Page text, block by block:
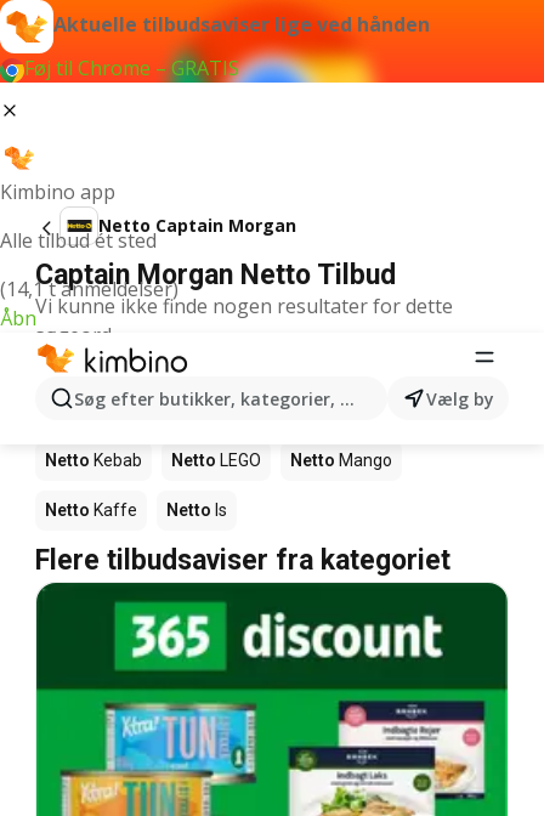
Aktuelle tilbudsaviser lige ved hånden
Føj til Chrome – GRATIS
Kimbino app
Alle tilbud ét sted
(14,1 t anmeldelser)
Åbn
Søg efter butikker, kategorier, produkter...Vælg by
Netto Captain Morgan
Captain Morgan Netto Tilbud
Vi kunne ikke finde nogen resultater for dette
søgeord.
Andre produkter i butikker Netto
NettoPizza NettoMagasin Netto
Netto Kebab Netto LEGO Netto Mango
Netto Kaffe Netto Is
Flere tilbudsaviser fra kategoriet